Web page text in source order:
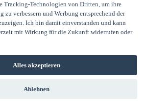
Kontakt
Tracking-Technologien von Dritten, um ihre
zu verbessern und Werbung entsprechend der
Ich bin damit einverstanden und kann
mit Wirkung für die Zukunft widerrufen oder
Alles akzeptieren
Ablehnen